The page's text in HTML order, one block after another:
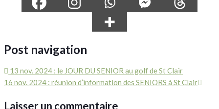
Post navigation
13 nov. 2024 : le JOUR DU SENIOR au golf de St Clair
16 nov. 2024 : réunion d’information des SENIORS à St Clair
Laisser un commentaire